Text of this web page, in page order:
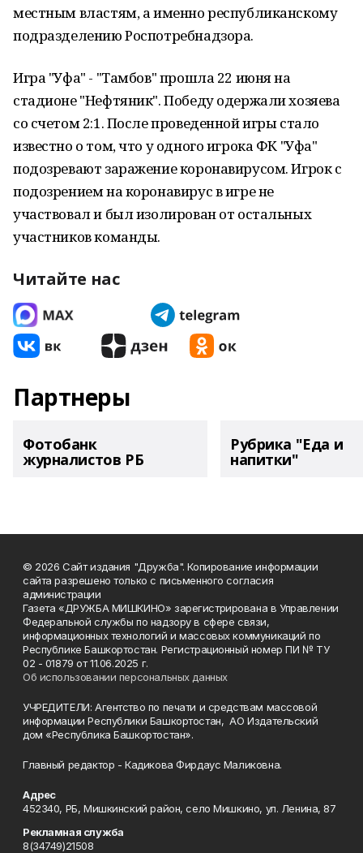
местным властям, а именно республиканскому
подразделению Роспотребнадзора.
Игра "Уфа" - "Тамбов" прошла 22 июня на
стадионе "Нефтяник". Победу одержали хозяева
со счетом 2:1. После проведенной игры стало
известно о том, что у одного игрока ФК "Уфа"
подозревают заражение коронавирусом. Игрок с
подозрением на коронавирус в игре не
участвовал и был изолирован от остальных
участников команды.
Читайте нас
Партнеры
Фотобанк
журналистов РБ
Рубрика "Еда и
напитки"
© 2026 Сайт издания "Дружба". Копирование информации
сайта разрешено только с письменного согласия
администрации
Газета «ДРУЖБА МИШКИНО» зарегистрирована в Управлении
Федеральной службы по надзору в сфере связи,
информационных технологий и массовых коммуникаций по
Республике Башкортостан. Регистрационный номер ПИ № ТУ
02 - 01879 от 11.06.2025 г.
Об использовании персональных данных
УЧРЕДИТЕЛИ: Агентство по печати и средствам массовой
информации Республики Башкортостан, АО Издательский
дом «Республика Башкортостан».
Главный редактор - Кадикова Фирдаус Маликовна.
Адрес
452340, РБ, Мишкинский район, село Мишкино, ул. Ленина, 87
Рекламная служба
8(34749)21508